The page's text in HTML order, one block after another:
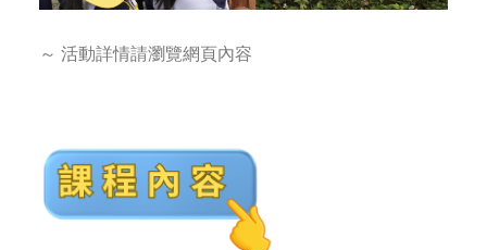
～ 活動詳情請瀏覽網頁內容